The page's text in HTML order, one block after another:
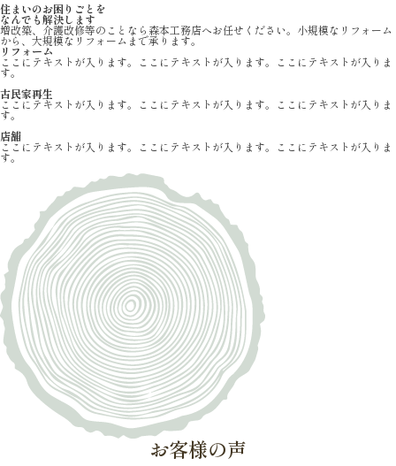
住まいのお困りごとを
なんでも解決します
増改築、介護改修等のことなら森本工務店へお任せください。小規模なリフォーム
から、大規模なリフォームまで承ります。
リフォーム
ここにテキストが入ります。ここにテキストが入ります。ここにテキストが入りま
す。
古民家再生
ここにテキストが入ります。ここにテキストが入ります。ここにテキストが入りま
す。
店舗
ここにテキストが入ります。ここにテキストが入ります。ここにテキストが入りま
す。
お客様の声